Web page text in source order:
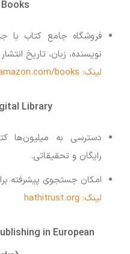
فروشگاه جامع کتاب با
نویسنده، زبان، تاریخ
لینک: amazon.com/books
Library
دسترسی به میلیون‌ها
رایگان و تحقیقاتی.
امکان جستجوی پیشرفته
لینک: hathitrust.org
in European